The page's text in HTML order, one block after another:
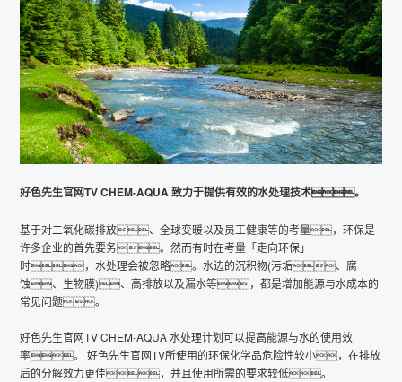
工业水处理
工业设备润滑
TORRENT 零部件清洗
设施维护管理
产品中心
好色先生TV在线播放动态
可持续发展
好色先生APP免费下载
联系好色先生官网TV
法律条款
好色先生官网TV CHEM-AQUA 致力于提供有效的水处理技术。
基于对二氧化碳排放、全球变暖以及员工健康等的考量，环保是
许多企业的首先要务。然而有时在考量「走向环保」
时，水处理会被忽略。水边的沉积物(污垢、腐
蚀、生物膜)、高排放以及漏水等，都是增加能源与水成本的
常见问题。
好色先生官网TV CHEM-AQUA 水处理计划可以提高能源与水的使用效
率。 好色先生官网TV所使用的环保化学品危险性较小，在排放
后的分解效力更佳，并且使用所需的要求较低。